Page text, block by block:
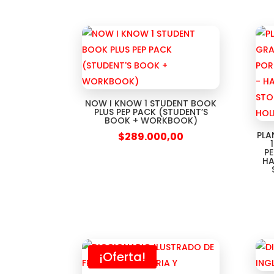
NOW I KNOW 1 STUDENT BOOK
PLUS PEP PACK (STUDENT’S
BOOK + WORKBOOK)
$289.000,00
¡Oferta!